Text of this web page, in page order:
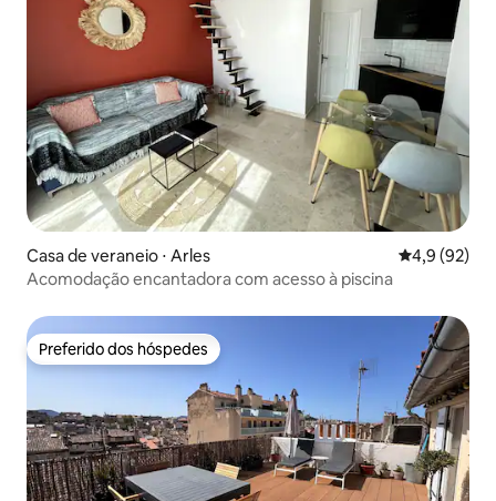
Casa de veraneio ⋅ Arles 4,9 de uma
4,9 (92)
Acomodação encantadora com acesso à piscina
Preferido dos hóspedes
Preferido dos hóspedes